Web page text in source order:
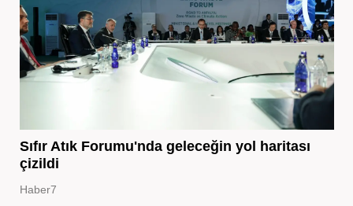
Sıfır Atık Forumu'nda geleceğin yol haritası
çizildi
Haber7